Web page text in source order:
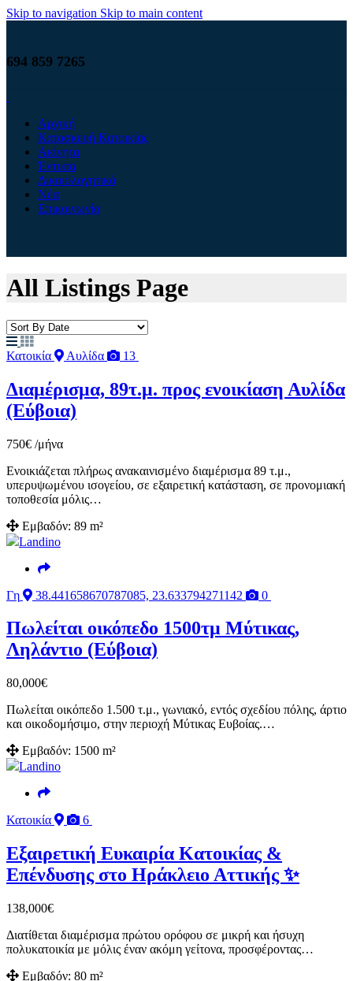
Skip to navigation Skip to main content
694 859 7265
Αρχική
Κατασκευή Κατοικίας
Ακίνητα
Έντυπα
Δικαιολογητικά
Νέα
Επικοινωνία
All Listings Page
Κατοικία Αυλίδα 13
Διαμέρισμα, 89τ.μ. προς ενοικίαση Αυλίδα
(Εύβοια)
750€ /μήνα
Ενοικιάζεται πλήρως ανακαινισμένο διαμέρισμα 89 τ.μ.,
υπερυψωμένου ισογείου, σε εξαιρετική κατάσταση, σε προνομιακή
τοποθεσία μόλις…
Εμβαδόν: 89 m²
Landino
Γη 38.441658670787085, 23.633794271142 0
Πωλείται οικόπεδο 1500τμ Μύτικας,
Ληλάντιο (Εύβοια)
80,000€
Πωλείται οικόπεδο 1.500 τ.μ., γωνιακό, εντός σχεδίου πόλης, άρτιο
και οικοδομήσιμο, στην περιοχή Μύτικας Ευβοίας.…
Εμβαδόν: 1500 m²
Landino
Κατοικία 6
Εξαιρετική Ευκαιρία Κατοικίας &
Επένδυσης στο Ηράκλειο Αττικής ✨
138,000€
Διατίθεται διαμέρισμα πρώτου ορόφου σε μικρή και ήσυχη
πολυκατοικία με μόλις έναν ακόμη γείτονα, προσφέροντας…
Εμβαδόν: 80 m²